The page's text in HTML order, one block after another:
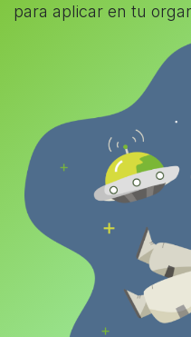
para aplicar en tu